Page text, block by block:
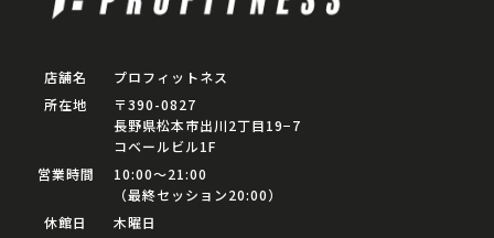
店舗名
プロフィットネス
所在地
〒390-0827
長野県松本市出川2丁目19−7
コベールビル1F
営業時間
10:00〜21:00
（最終セッション20:00）
休館日
木曜日